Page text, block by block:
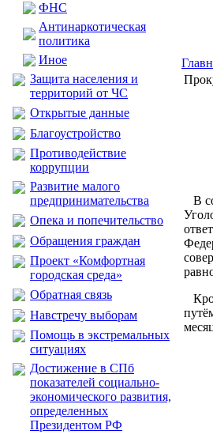
ФНС
Антинаркотическая
политика
Иное
Защита населения и
территорий от ЧС
Открытые данные
Благоустройство
Противодействие
коррупции
Развитие малого
предпринимательства
Опека и попечительство
Обращения граждан
Проект «Комфортная
городская среда»
Обратная связь
Навстречу выборам
Помощь в экстремальных
ситуациях
Достижение в СПб
показателей социально-
экономического развития,
определенных
Президентом РФ
В